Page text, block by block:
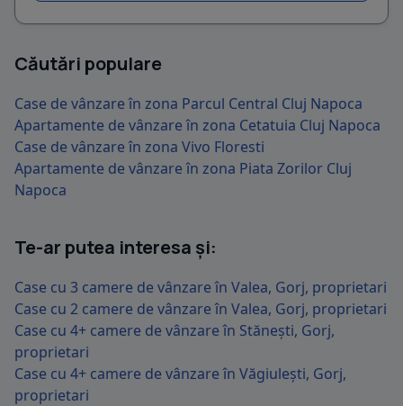
Căutări populare
Case de vânzare în zona Parcul Central Cluj Napoca
Apartamente de vânzare în zona Cetatuia Cluj Napoca
Case de vânzare în zona Vivo Floresti
Apartamente de vânzare în zona Piata Zorilor Cluj
Napoca
Te-ar putea interesa și:
Case cu 3 camere de vânzare în Valea, Gorj, proprietari
Case cu 2 camere de vânzare în Valea, Gorj, proprietari
Case cu 4+ camere de vânzare în Stănești, Gorj,
proprietari
Case cu 4+ camere de vânzare în Văgiulești, Gorj,
proprietari